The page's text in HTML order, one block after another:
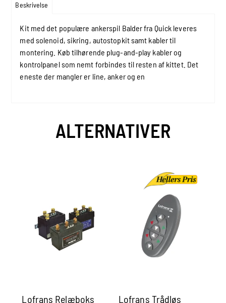
Beskrivelse
Kit med det populære ankerspil Balder fra Quick leveres
med solenoid, sikring, autostopkit samt kabler til
montering. Køb tilhørende plug-and-play kabler og
kontrolpanel som nemt forbindes til resten af kittet. Det
eneste der mangler er line, anker og en
ALTERNATIVER
Lofrans Relæboks Lofrans Trådløs